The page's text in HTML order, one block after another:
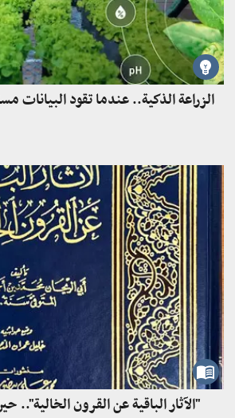
الزراعة الذكية.. عندما تقود البيانات
"الآثار الباقية عن القرون الخالية"..